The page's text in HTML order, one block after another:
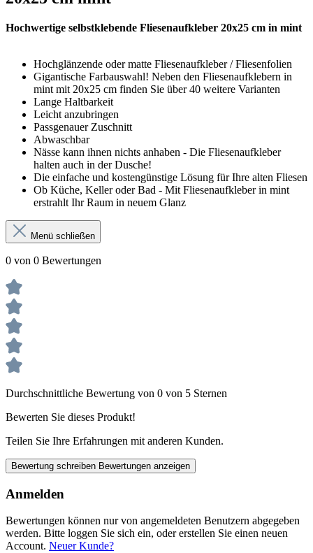
Hochwertige selbstklebende Fliesenaufkleber 20x25 cm in mint
Hochglänzende oder matte Fliesenaufkleber / Fliesenfolien
Gigantische Farbauswahl! Neben den Fliesenaufklebern in
mint mit 20x25 cm finden Sie über 40 weitere Varianten
Lange Haltbarkeit
Leicht anzubringen
Passgenauer Zuschnitt
Abwaschbar
Nässe kann ihnen nichts anhaben - Die Fliesenaufkleber
halten auch in der Dusche!
Die einfache und kostengünstige Lösung für Ihre alten Fliesen
Ob Küche, Keller oder Bad - Mit Fliesenaufkleber in mint
erstrahlt Ihr Raum in neuem Glanz
Menü schließen
0 von 0 Bewertungen
Durchschnittliche Bewertung von 0 von 5 Sternen
Bewerten Sie dieses Produkt!
Teilen Sie Ihre Erfahrungen mit anderen Kunden.
Bewertung schreiben Bewertungen anzeigen
Anmelden
Bewertungen können nur von angemeldeten Benutzern abgegeben
werden. Bitte loggen Sie sich ein, oder erstellen Sie einen neuen
Account. Neuer Kunde?